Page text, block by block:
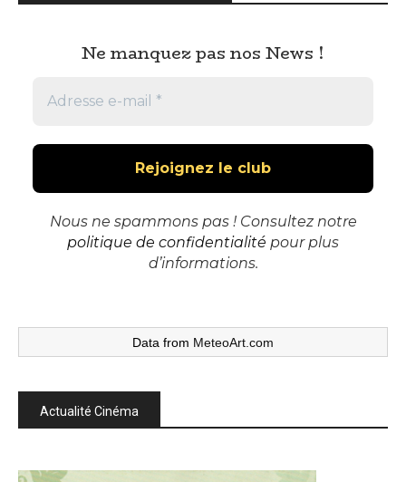
Ne manquez pas nos News !
Nous ne spammons pas ! Consultez notre
politique de confidentialité pour plus
d’informations.
Data from MeteoArt.com
Actualité Cinéma